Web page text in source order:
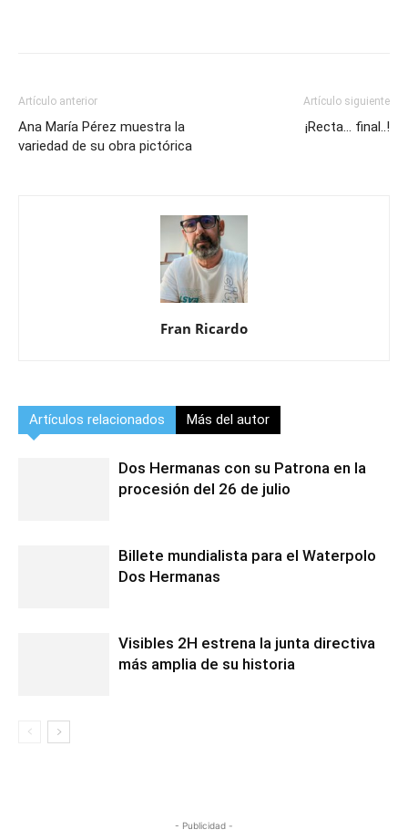
Artículo anterior
Ana María Pérez muestra la
variedad de su obra pictórica
Artículo siguiente
¡Recta… final..!
Fran Ricardo
Artículos relacionados Más del autor
Dos Hermanas con su Patrona en la
procesión del 26 de julio
Billete mundialista para el Waterpolo
Dos Hermanas
Visibles 2H estrena la junta directiva
más amplia de su historia
- Publicidad -